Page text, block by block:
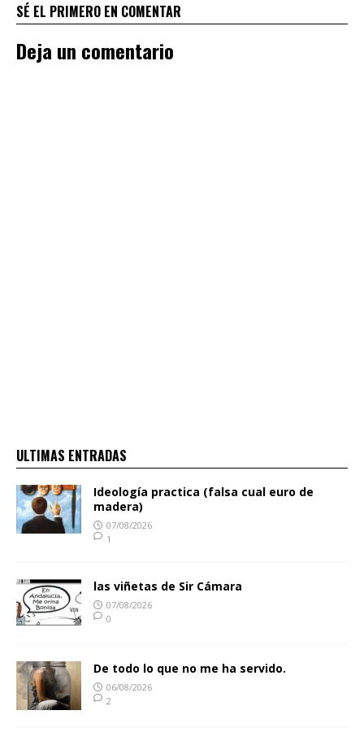
SÉ EL PRIMERO EN COMENTAR
Deja un comentario
ULTIMAS ENTRADAS
Ideología practica (falsa cual euro de
madera)
07/08/2026
1
las viñetas de Sir Cámara
07/08/2026
0
De todo lo que no me ha servido.
06/08/2026
2